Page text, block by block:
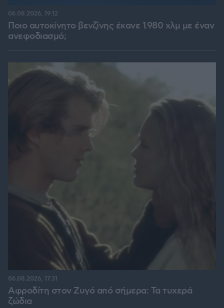
Ποιο αυτοκίνητο βενζίνης έκανε 1.980 χλμ με έναν
ανεφοδιασμό;
06.08.2026, 19:12
Αφροδίτη στον Ζυγό από σήμερα: Τα τυχερά
ζώδια
06.08.2026, 17:31